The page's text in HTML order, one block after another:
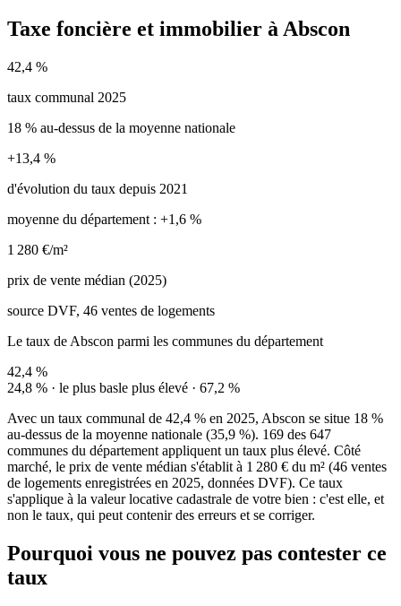
Taxe foncière et immobilier à Abscon
42,4 %
taux communal 2025
18 % au-dessus de la moyenne nationale
+13,4 %
d'évolution du taux depuis 2021
moyenne du département : +1,6 %
1 280 €/m²
prix de vente médian (2025)
source DVF, 46 ventes de logements
Le taux de Abscon parmi les communes du département
42,4 %
24,8 % · le plus basle plus élevé · 67,2 %
Avec un taux communal de 42,4 % en 2025, Abscon se situe 18 %
au-dessus de la moyenne nationale (35,9 %). 169 des 647
communes du département appliquent un taux plus élevé. Côté
marché, le prix de vente médian s'établit à 1 280 € du m² (46 ventes
de logements enregistrées en 2025, données DVF). Ce taux
s'applique à la valeur locative cadastrale de votre bien : c'est elle, et
non le taux, qui peut contenir des erreurs et se corriger.
Pourquoi vous ne pouvez pas contester ce
taux